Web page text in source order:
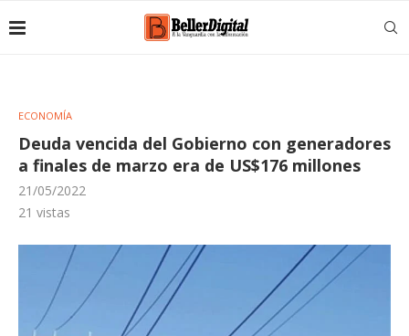
ECONOMÍA
Deuda vencida del Gobierno con generadores
a finales de marzo era de US$176 millones
21/05/2022
21 vistas